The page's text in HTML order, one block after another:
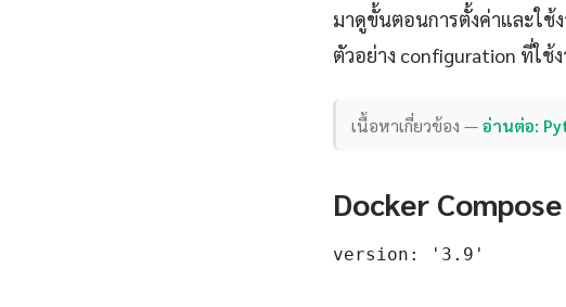
มาดูขั้นตอนการตั้งค่าและใช้
ตัวอย่าง configuration ที่ใช้
เนื้อหาเกี่ยวข้อง —อ่านต่อ:
Docker
version: '3.9'